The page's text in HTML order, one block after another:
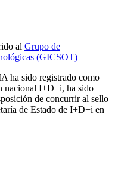
al Grupo de
(GICSOT)
ha sido registrado como
nacional I+D+i, ha sido
de concurrir al sello
de Estado de I+D+i en